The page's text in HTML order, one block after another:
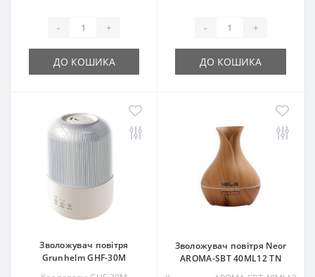
- +
ДО КОШИКА
- +
ДО КОШИКА
Зволожувач повітря
Grunhelm GHF-30M
Зволожувач повітря Neor
AROMA-SBT 40ML12 TN